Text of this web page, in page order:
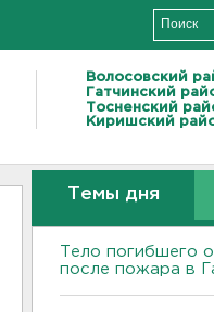
Волосовский
Гатчинский
Тосненский
Киришский
Темы дня
Тело погибшего
после пожара в